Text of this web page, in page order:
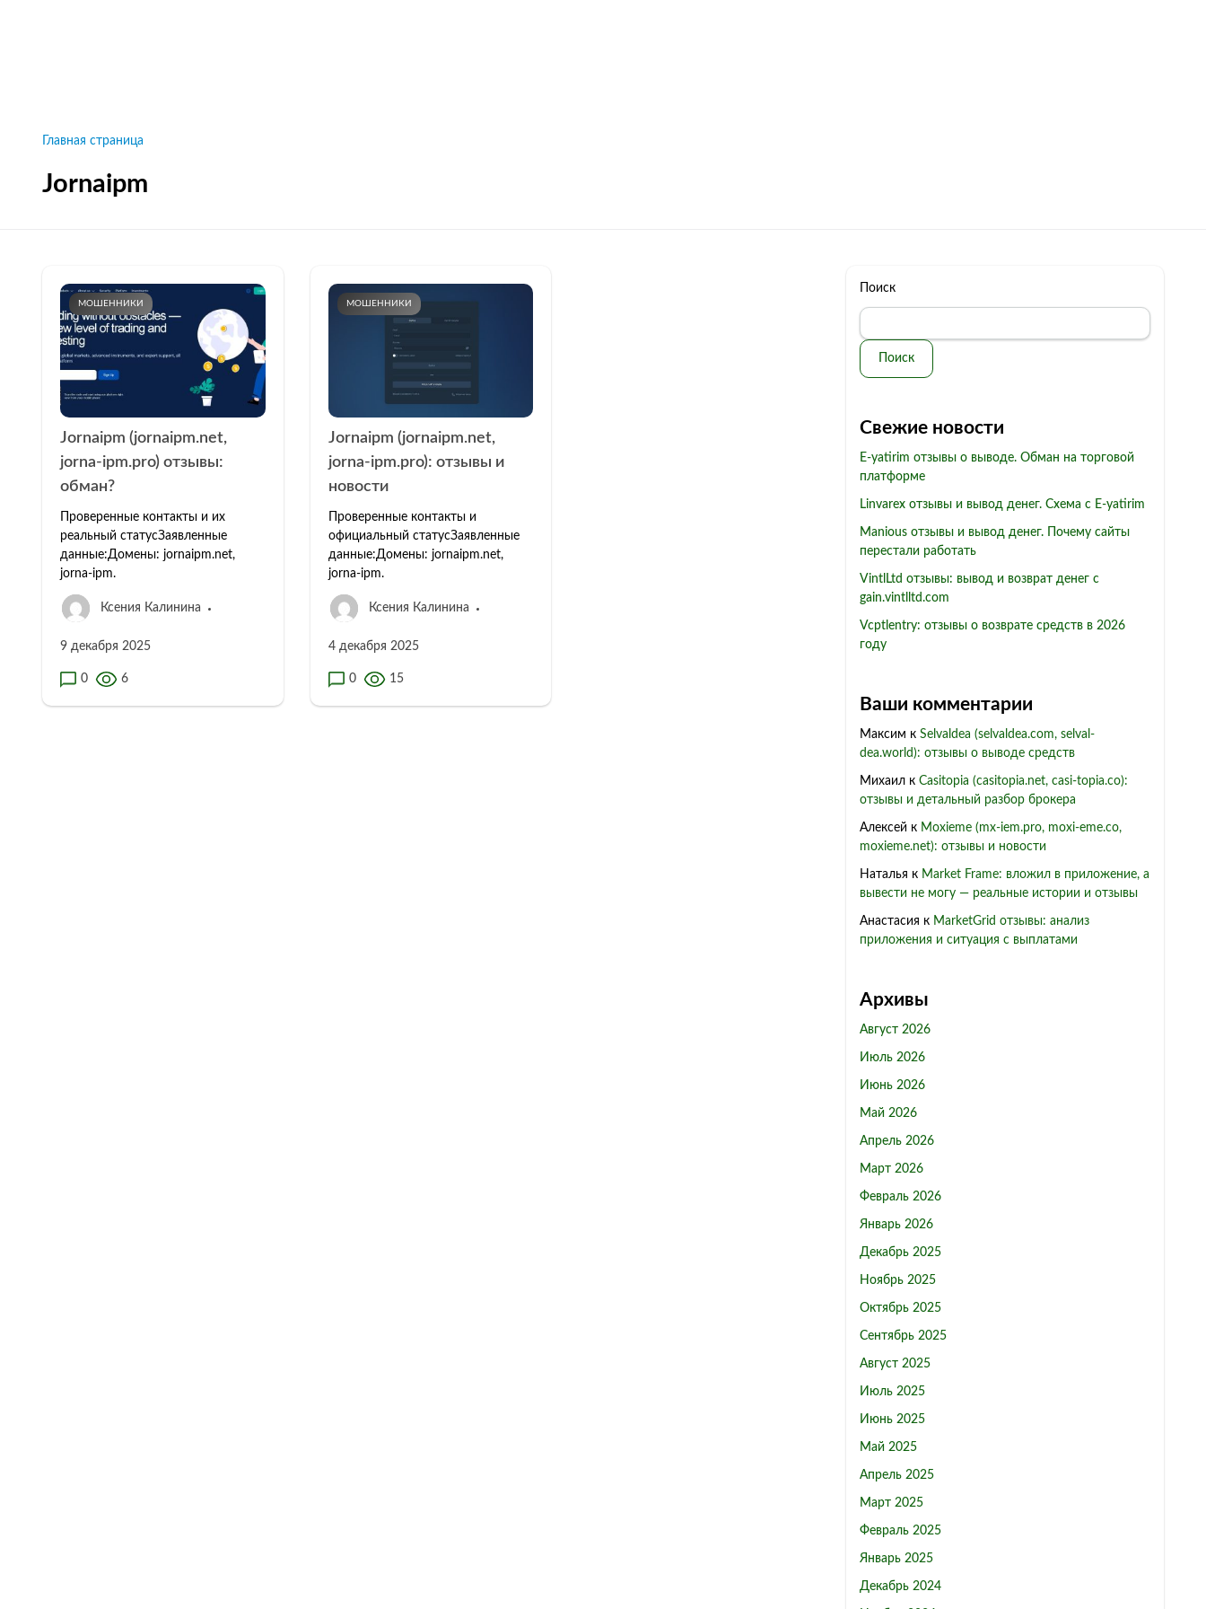
Главная страница
Jornaipm
МОШЕННИКИ
Jornaipm (jornaipm.net,
jorna-ipm.pro) отзывы:
обман?
Проверенные контакты и их
реальный статусЗаявленные
данные:Домены: jornaipm.net,
jorna-ipm.
Ксения Калинина
9 декабря 2025
0 6
МОШЕННИКИ
Jornaipm (jornaipm.net,
jorna-ipm.pro): отзывы и
новости
Проверенные контакты и
официальный статусЗаявленные
данные:Домены: jornaipm.net,
jorna-ipm.
Ксения Калинина
4 декабря 2025
0 15
Поиск
Поиск
Свежие новости
E-yatirim отзывы о выводе. Обман на торговой
платформе
Linvarex отзывы и вывод денег. Схема с E-yatirim
Manious отзывы и вывод денег. Почему сайты
перестали работать
VintlLtd отзывы: вывод и возврат денег с
gain.vintlltd.com
Vcptlentry: отзывы о возврате средств в 2026
году
Ваши комментарии
Максим к Selvaldea (selvaldea.com, selval-
dea.world): отзывы о выводе средств
Михаил к Casitopia (casitopia.net, casi-topia.co):
отзывы и детальный разбор брокера
Алексей к Moxieme (mx-iem.pro, moxi-eme.co,
moxieme.net): отзывы и новости
Наталья к Market Frame: вложил в приложение, а
вывести не могу — реальные истории и отзывы
Анастасия к MarketGrid отзывы: анализ
приложения и ситуация с выплатами
Архивы
Август 2026
Июль 2026
Июнь 2026
Май 2026
Апрель 2026
Март 2026
Февраль 2026
Январь 2026
Декабрь 2025
Ноябрь 2025
Октябрь 2025
Сентябрь 2025
Август 2025
Июль 2025
Июнь 2025
Май 2025
Апрель 2025
Март 2025
Февраль 2025
Январь 2025
Декабрь 2024